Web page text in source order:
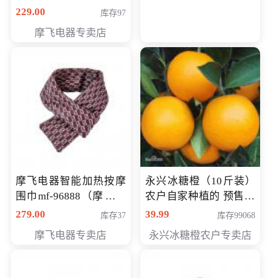
168元
229.00 库存97
摩飞电器专卖店
摩飞电器智能加热按摩
围巾mf-96888（摩飞电
器智能加热按摩围脖mf-
279.00 库存37
摩飞电器专卖店
永兴冰糖橙（10斤装）
农户自家种植的 预售10
万斤 会员包邮专享价
39.99 库存99068
永兴冰糖橙农户专卖店